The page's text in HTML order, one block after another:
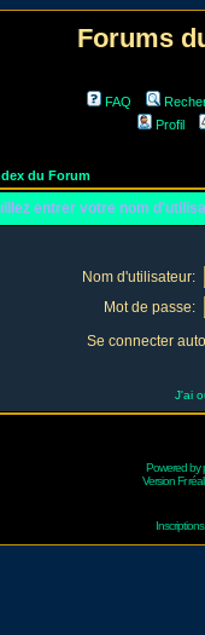
Forums
FAQ
Profil
du Forum
entrer votre nom
Nom d'utilisateur:
Mot de passe:
Se connecter
J'ai
Powered by
Version Fr